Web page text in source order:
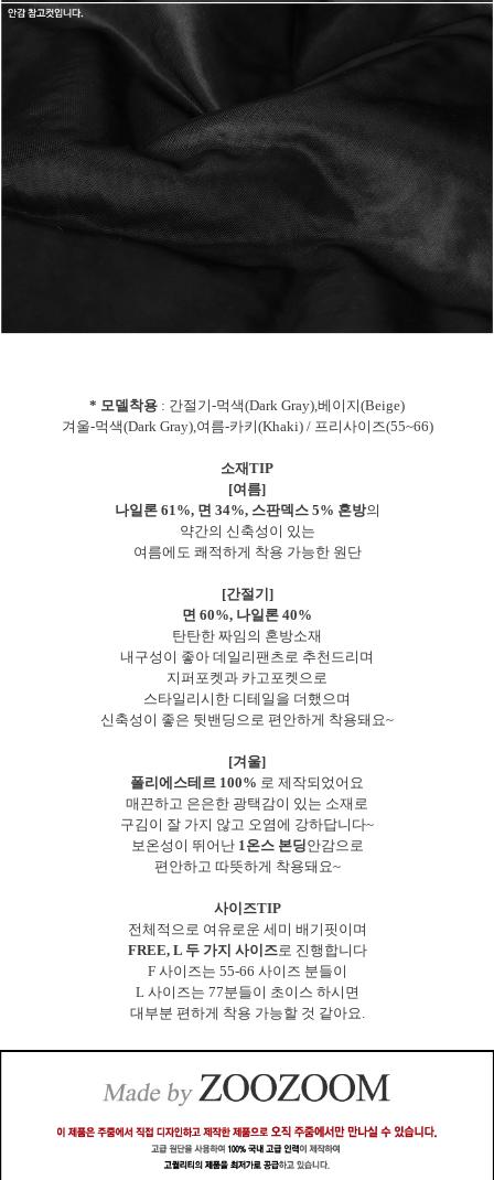
* 모델착용 : 간절기-먹색(Dark Gray),베이지(Beige)
겨울-먹색(Dark Gray),여름-카키(Khaki) / 프리사이즈(55~66)
소재TIP
[여름]
나일론 61%, 면 34%, 스판덱스 5% 혼방의
약간의 신축성이 있는
여름에도 쾌적하게 착용 가능한 원단
[간절기]
면 60%, 나일론 40%
탄탄한 짜임의 혼방소재
내구성이 좋아 데일리팬츠로 추천드리며
지퍼포켓과 카고포켓으로
스타일리시한 디테일을 더했으며
신축성이 좋은 뒷밴딩으로 편안하게 착용돼요~
[겨울]
폴리에스테르 100% 로 제작되었어요
매끈하고 은은한 광택감이 있는 소재로
구김이 잘 가지 않고 오염에 강하답니다~
보온성이 뛰어난 1온스 본딩안감으로
편안하고 따뜻하게 착용돼요~
사이즈TIP
전체적으로 여유로운 세미 배기핏이며
FREE, L 두 가지 사이즈로 진행합니다
F 사이즈는 55-66 사이즈 분들이
L 사이즈는 77분들이 초이스 하시면
대부분 편하게 착용 가능할 것 같아요.